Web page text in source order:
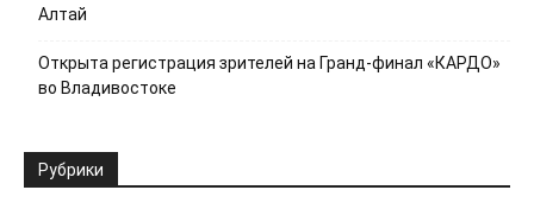
Алтай
Открыта регистрация зрителей на Гранд-финал «КАРДО»
во Владивостоке
Рубрики